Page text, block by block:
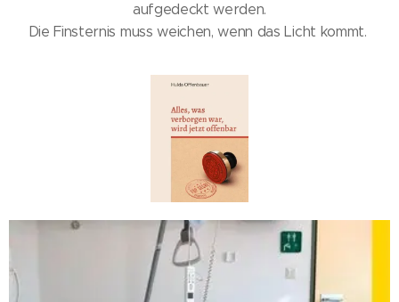
aufgedeckt werden.
Die Finsternis muss weichen, wenn das Licht kommt.